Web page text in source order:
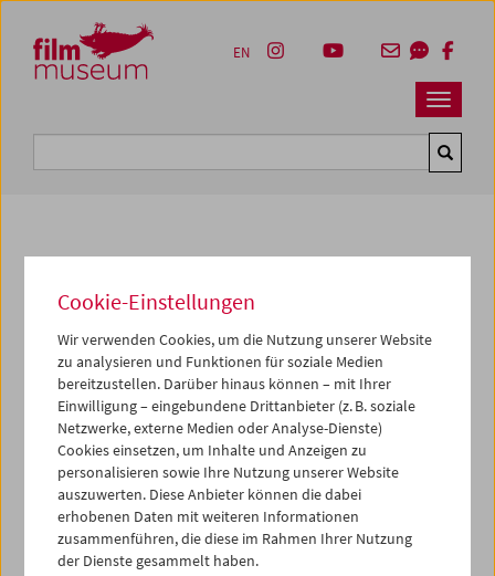
Zum Inhalt
Zum Hauptmenü
Zur Servicenavigation
Zum Suche
Navbar
EN
Film-Talk mit Wolfgang
Murnberger
Im Rahmen des VermittlungsprogrammsSchule im Kino
wurde am 5. Mai 2015 Schülerinnen und Schülern
gelobe vonWolfgang Murnberger
präsentiert. Anschließend bot sich Gelegenheit zu einem
Gespräch mit dem Filmemacher.
Cookie-Einstellungen
Wir verwenden Cookies, um die Nutzung unserer Website
zu analysieren und Funktionen für soziale Medien
bereitzustellen. Darüber hinaus können – mit Ihrer
Einwilligung – eingebundene Drittanbieter (z. B. soziale
Netzwerke, externe Medien oder Analyse-Dienste)
Cookies einsetzen, um Inhalte und Anzeigen zu
personalisieren sowie Ihre Nutzung unserer Website
auszuwerten. Diese Anbieter können die dabei
erhobenen Daten mit weiteren Informationen
zusammenführen, die diese im Rahmen Ihrer Nutzung
der Dienste gesammelt haben.